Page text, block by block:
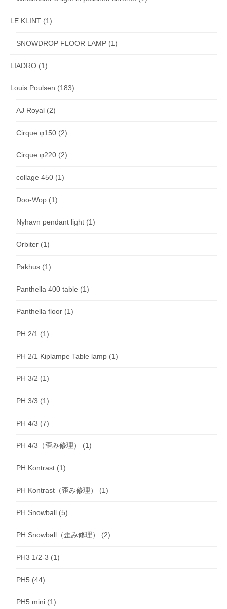
LE KLINT (1)
SNOWDROP FLOOR LAMP (1)
LIADRO (1)
Louis Poulsen (183)
AJ Royal (2)
Cirque φ150 (2)
Cirque φ220 (2)
collage 450 (1)
Doo-Wop (1)
Nyhavn pendant light (1)
Orbiter (1)
Pakhus (1)
Panthella 400 table (1)
Panthella floor (1)
PH 2/1 (1)
PH 2/1 Kiplampe Table lamp (1)
PH 3/2 (1)
PH 3/3 (1)
PH 4/3 (7)
PH 4/3（歪み修理） (1)
PH Kontrast (1)
PH Kontrast（歪み修理） (1)
PH Snowball (5)
PH Snowball（歪み修理） (2)
PH3 1/2-3 (1)
PH5 (44)
PH5 mini (1)